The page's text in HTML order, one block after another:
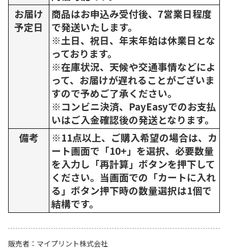
お届け
予定日
商品はお申込み受付後、7営業日程度
で発送いたします。
※土日、祝日、年末年始は休業日とな
っております。
※在庫状況、天候や交通事情などによ
って、お届けが遅れることがございま
すので予めご了承ください。
※コンビニ決済、PayEasyでのお支払
いはご入金確認後の発送となります。
備考
※11点以上、ご購入希望の場合は、カ
ート画面で「10+」を選択、必要数量
を入力し「再計算」ボタンを押下して
ください。当画面での「カートに入れ
る」ボタン押下時の数量選択は1個で
結構です。
販売者
マイプリント株式会社